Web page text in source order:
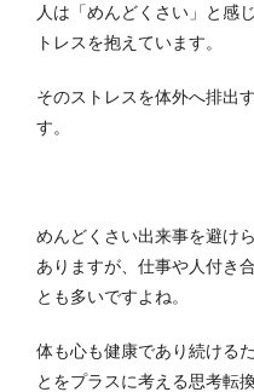
人は「めんどくさい」と感
トレスを抱えています。
そのストレスを体外へ排出
す。
めんどくさい出来事を避け
ありますが、仕事や人付き
とも多いですよね。
体も心も健康であり続ける
とをプラスに考える思考転